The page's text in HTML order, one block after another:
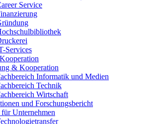
Service
Services
& Kooperation
Informatik und Medien
Technik
Wirtschaft
und Forschungsbericht
für Unternehmen